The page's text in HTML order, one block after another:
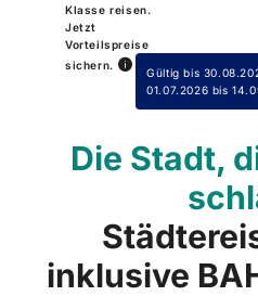
Klasse reisen.
Jetzt
Vorteilspreise
sichern.
Gültig bis
01.07.2026 bis
Die Stadt,
inklusive